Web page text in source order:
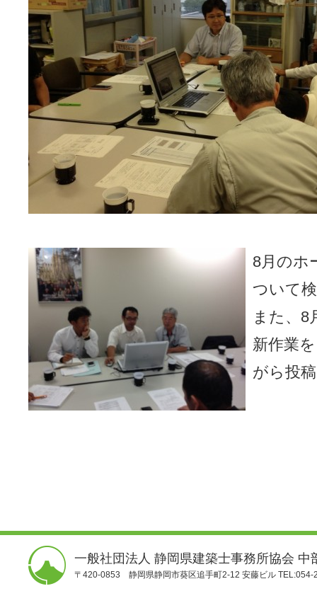
8月のホ
ついて
また、8
新作業
がら投
一般社団法人 静岡県建築士事務所協会 中
〒420-0853 静岡県静岡市葵区追手町2-12 安藤ビル TEL:054-